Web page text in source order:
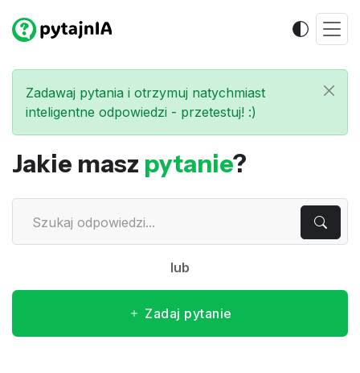
Zadawaj pytania i otrzymuj natychmiast
inteligentne odpowiedzi - przetestuj! :)
Jakie masz pytanie?
lub
Zadaj pytanie